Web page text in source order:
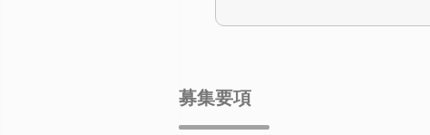
募集要項